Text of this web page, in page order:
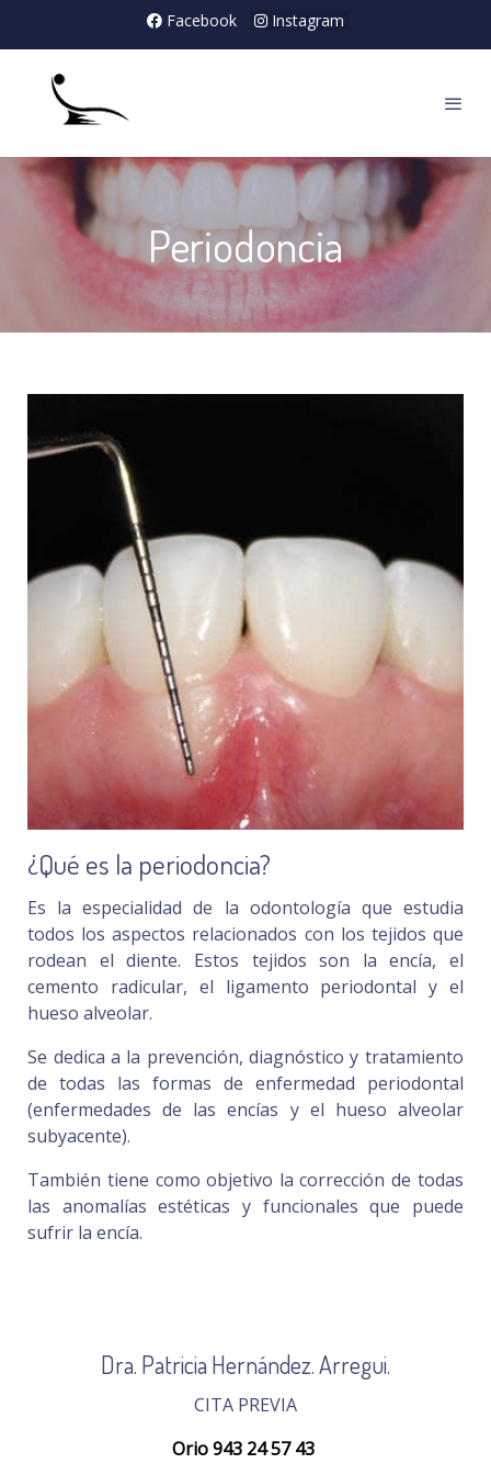
Facebook Instagram
Periodoncia
¿Qué es la periodoncia?
Es la especialidad de la odontología que estudia
todos los aspectos relacionados con los tejidos que
rodean el diente. Estos tejidos son la encía, el
cemento radicular, el ligamento periodontal y el
hueso alveolar.
Se dedica a la prevención, diagnóstico y tratamiento
de todas las formas de enfermedad periodontal
(enfermedades de las encías y el hueso alveolar
subyacente).
También tiene como objetivo la corrección de todas
las anomalías estéticas y funcionales que puede
sufrir la encía.
Dra. Patricia Hernández. Arregui.
CITA PREVIA
Orio 943 24 57 43